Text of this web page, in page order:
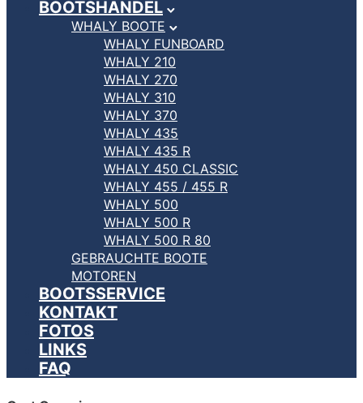
BOOTSHANDEL
WHALY BOOTE
WHALY FUNBOARD
WHALY 210
WHALY 270
WHALY 310
WHALY 370
WHALY 435
WHALY 435 R
WHALY 450 CLASSIC
WHALY 455 / 455 R
WHALY 500
WHALY 500 R
WHALY 500 R 80
GEBRAUCHTE BOOTE
MOTOREN
BOOTSSERVICE
KONTAKT
FOTOS
LINKS
FAQ